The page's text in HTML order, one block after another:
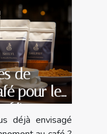
de
pour les
déjà envisagé